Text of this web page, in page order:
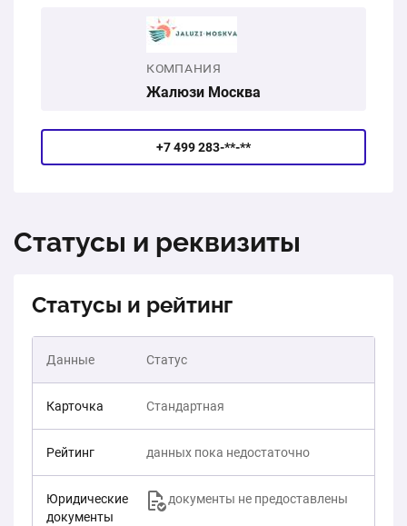
КОМПАНИЯ
Жалюзи Москва
+7 499 283-**-**
Статусы и реквизиты
Статусы и рейтинг
Данные Статус
Карточка Стандартная
Рейтинг данных пока недостаточно
Юридические
документы
документы не предоставлены